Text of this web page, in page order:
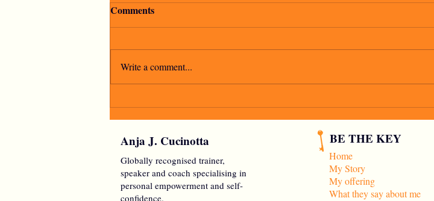
"La speranza è l'ultima a
morire"
C'è un tipo che mi piace
Comments
Write a comment...
Anja J. Cucinotta
Globally recognised trainer,
speaker and coach specialising in
personal empowerment and self-
confidence.
BE THE KEY
Home
My Story
My offering
What they say about me